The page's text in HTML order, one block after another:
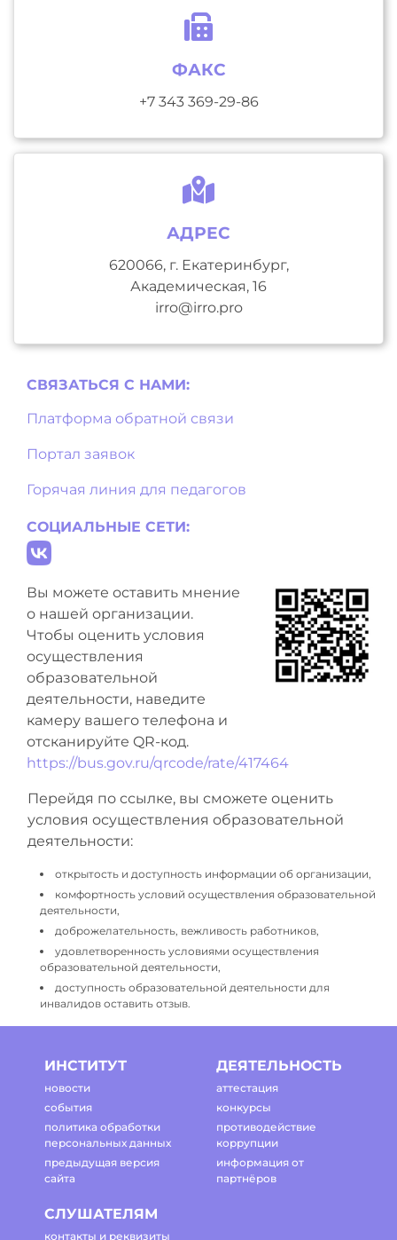
ФАКС
+7 343 369-29-86
АДРЕС
620066, г. Екатеринбург,
Академическая, 16
irro@irro.pro
СВЯЗАТЬСЯ С НAМИ:
Платформа обратной связи
Портал заявок
Горячая линия для педагогов
СОЦИАЛЬНЫЕ СЕТИ:
Вы можете оставить мнение
о нашей организации.
Чтобы оценить условия
осуществления
образовательной
деятельности, наведите
камеру вашего телефона и
отсканируйте QR-код.
https://bus.gov.ru/qrcode/rate/417464
Перейдя по ссылке, вы сможете оценить
условия осуществления образовательной
деятельности:
открытость и доступность информации об организации,
комфортность условий осуществления образовательной
деятельности,
доброжелательность, вежливость работников,
удовлетворенность условиями осуществления
образовательной деятельности,
доступность образовательной деятельности для
инвалидов оставить отзыв.
ИНСТИТУТ
новости
события
политика обработки
персональных данных
предыдущая версия
сайта
ДЕЯТЕЛЬНОСТЬ
аттестация
конкурсы
противодействие
коррупции
информация от
партнёров
СЛУШАТЕЛЯМ
контакты и реквизиты